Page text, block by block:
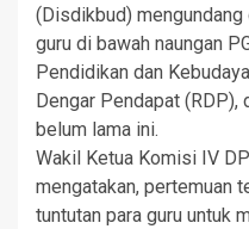
(Disdikbud)
guru di bawah naungan
Pendidikan dan
Dengar Pendapat (RDP),
belum lama ini.
Wakil Ketua Komisi IV
mengatakan, pertemuan
tuntutan para guru untuk